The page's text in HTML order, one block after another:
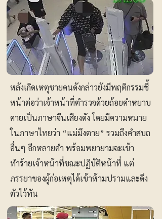
หลังเกิดเหตุชายคนดังกล่าวยังมีพฤติกรรมชี้
หน้าต่อว่าเจ้าหน้าที่ตำรวจด้วยถ้อยคำหยาบ
คายเป็นภาษาจีนเสียงดัง โดยมีความหมาย
ในภาษาไทยว่า “แม่มึงตาย” รวมถึงคำสบถ
อื่นๆ อีกหลายคำ พร้อมพยายามจะเข้า
ทำร้ายเจ้าหน้าที่ขณะปฏิบัติหน้าที่ แต่
ภรรยาของผู้ก่อเหตุได้เข้าห้ามปรามและดึง
ตัวไว้ทัน